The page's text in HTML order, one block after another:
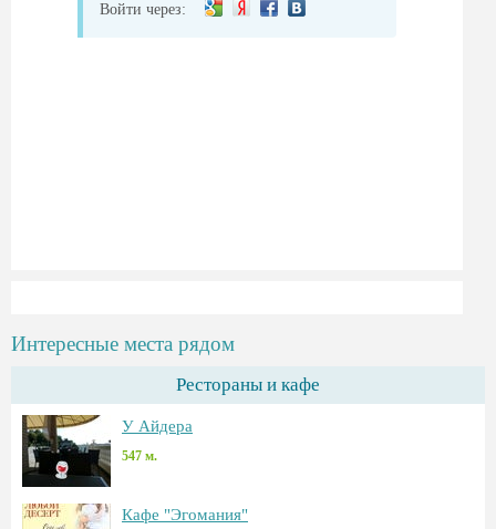
Войти через:
Интересные места рядом
Рестораны и кафе
У Айдера
547 м.
Кафе "Эгомания"